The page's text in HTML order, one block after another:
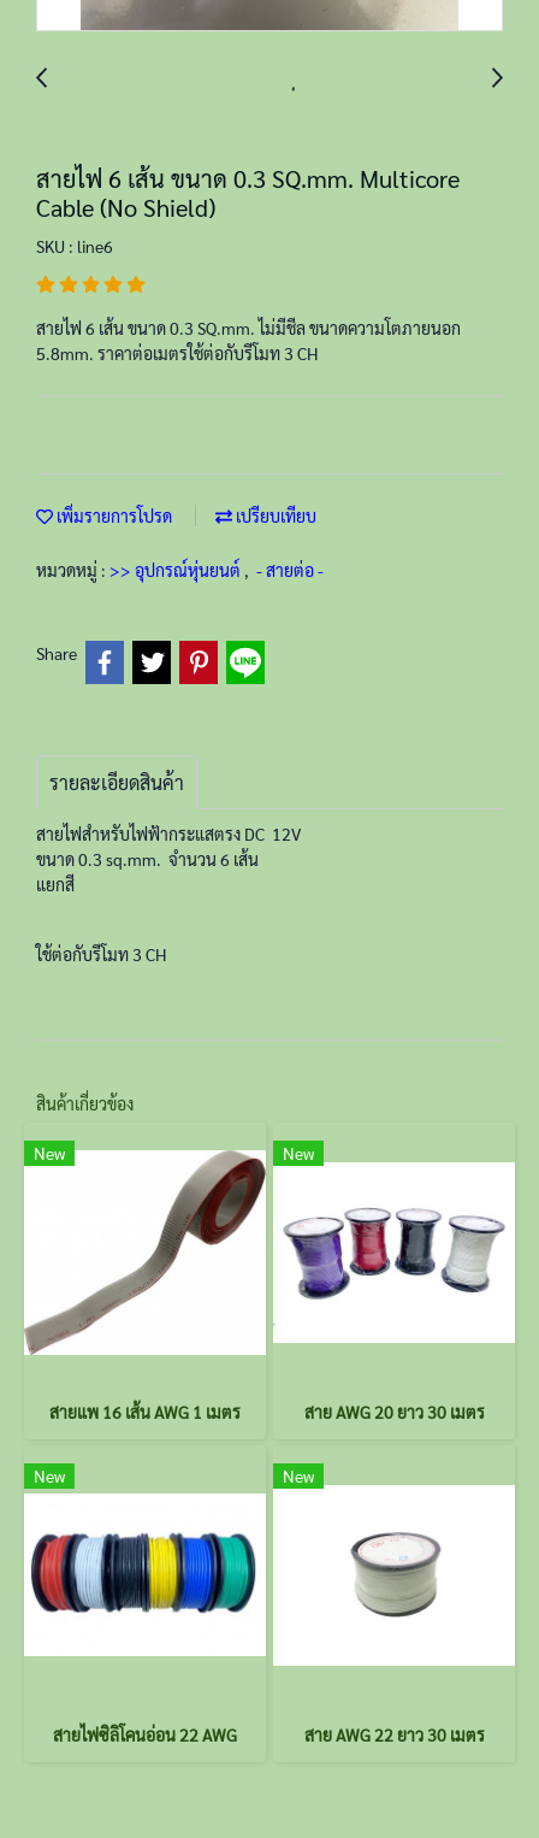
สายไฟ 6 เส้น ขนาด 0.3 SQ.mm. Multicore
Cable (No Shield)
SKU : line6
สายไฟ 6 เส้น ขนาด 0.3 SQ.mm. ไม่มีชีล ขนาดความโตภายนอก
5.8mm. ราคาต่อเมตรใช้ต่อกับรีโมท 3 CH
เพิ่มรายการโปรด เปรียบเทียบ
หมวดหมู่ : >> อุปกรณ์หุ่นยนต์ , - สายต่อ -
Share
รายละเอียดสินค้า
สายไฟสำหรับไฟฟ้ากระแสตรง DC 12V
ขนาด 0.3 sq.mm. จำนวน 6 เส้น
แยกสี
ใช้ต่อกับรีโมท 3 CH
สินค้าเกี่ยวข้อง
New
สายแพ 16 เส้น AWG 1 เมตร
New
สาย AWG 20 ยาว 30 เมตร
New
สายไฟซิลิโคนอ่อน 22 AWG
New
สาย AWG 22 ยาว 30 เมตร